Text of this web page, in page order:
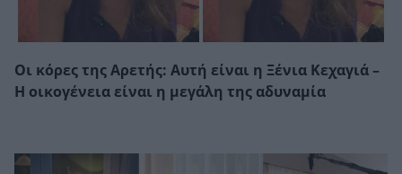
Οι κόρες της Αρετής: Αυτή είναι η Ξένια Κεχαγιά –
Η οικογένεια είναι η μεγάλη της αδυναμία